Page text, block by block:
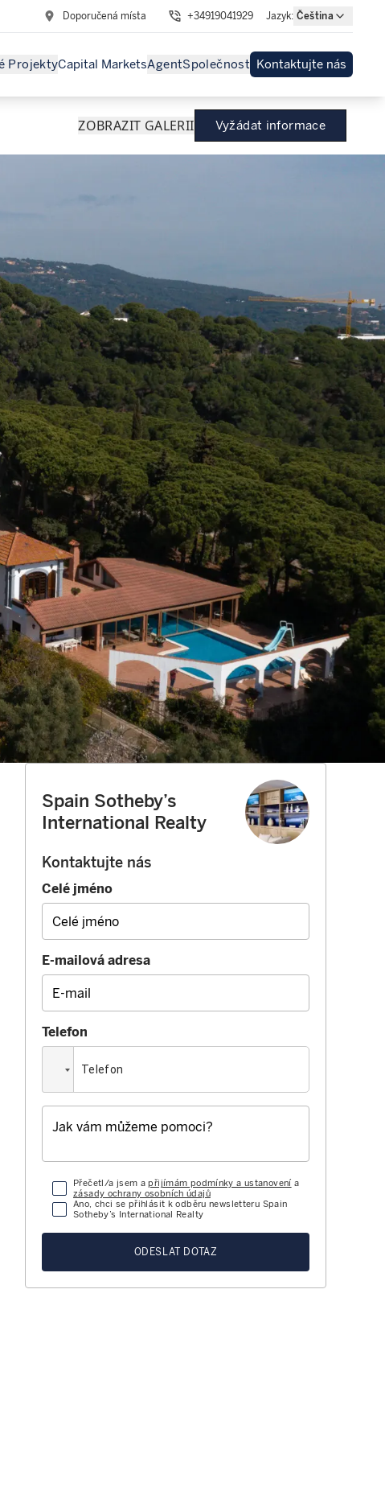
Doporučená místa +34919041929 Jazyk: Čeština
ProjektyCapital MarketsAgentSpolečnost Kontaktujte nás
ZOBRAZIT GALERII Vyžádat informace
Spain Sotheby’s
International Realty
Kontaktujte nás
Celé jméno
E-mailová adresa
Telefon
Přečetl/a jsem apřijímám podmínky a ustanovení a
zásady ochrany osobních údajů
Ano, chci se přihlásit k odběru newsletteru Spain
Sotheby’s International Realty
ODESLAT DOTAZ